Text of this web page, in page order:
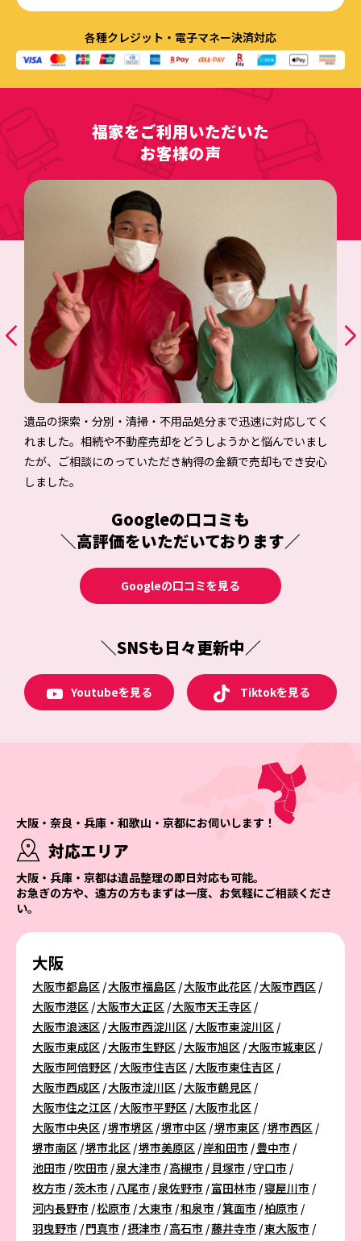
各種クレジット・電子マネー決済対応
福家をご利用いただいた
お客様の声
遺品の探索・分別・清掃・不用品処分まで迅速に対応してく
れました。相続や不動産売却をどうしようかと悩んでいまし
たが、ご相談にのっていただき納得の金額で売却もでき安心
しました。
Googleの口コミも
＼高評価をいただいております／
Googleの口コミを見る
＼SNSも日々更新中／
Youtubeを見る Tiktokを見る
大阪・奈良・兵庫・和歌山・京都にお伺いします！
対応エリア
大阪・兵庫・京都は遺品整理の即日対応も可能。
お急ぎの方や、遠方の方もまずは一度、お気軽にご相談くださ
い。
大阪
大阪市都島区 大阪市福島区 大阪市此花区 大阪市西区
大阪市港区 大阪市大正区 大阪市天王寺区
大阪市浪速区 大阪市西淀川区 大阪市東淀川区
大阪市東成区 大阪市生野区 大阪市旭区 大阪市城東区
大阪市阿倍野区 大阪市住吉区 大阪市東住吉区
大阪市西成区 大阪市淀川区 大阪市鶴見区
大阪市住之江区 大阪市平野区 大阪市北区
大阪市中央区 堺市堺区 堺市中区 堺市東区 堺市西区
堺市南区 堺市北区 堺市美原区 岸和田市 豊中市
池田市 吹田市 泉大津市 高槻市 貝塚市 守口市
枚方市 茨木市 八尾市 泉佐野市 富田林市 寝屋川市
河内長野市 松原市 大東市 和泉市 箕面市 柏原市
羽曳野市 門真市 摂津市 高石市 藤井寺市 東大阪市